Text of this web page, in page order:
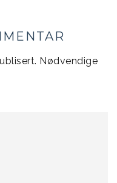
Nødvendige